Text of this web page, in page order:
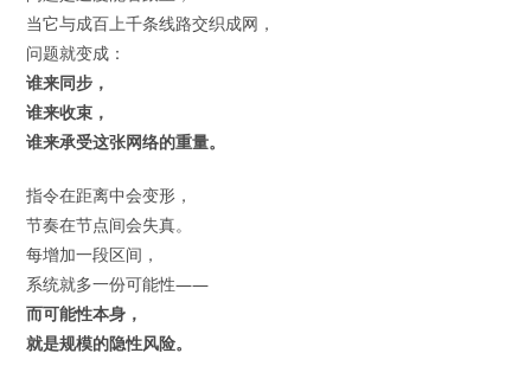
当它与成百上千条线路交织成网，
问题就变成：
谁来同步，
谁来收束，
谁来承受这张网络的重量。
指令在距离中会变形，
节奏在节点间会失真。
每增加一段区间，
系统就多一份可能性——
而可能性本身，
就是规模的隐性风险。